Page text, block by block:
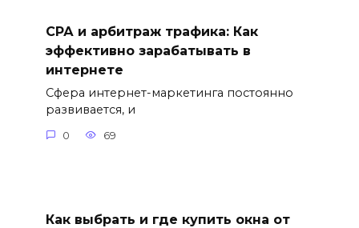
СРА и арбитраж трафика: Как
эффективно зарабатывать в
интернете
Сфера интернет-маркетинга постоянно
развивается, и
0 69
Как выбрать и где купить окна от